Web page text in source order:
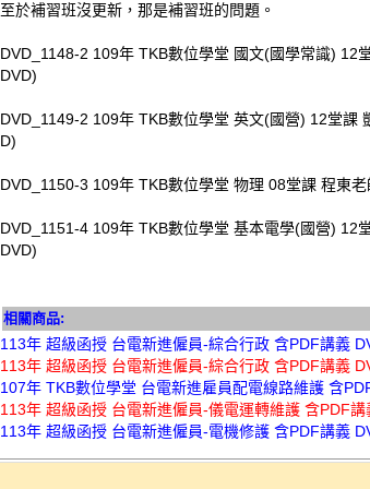
至於補習班沒更新，那是補習班的問題。
DVD_1148-2 109年 TKB數位學堂 國文(國學常識) 12
DVD)
DVD_1149-2 109年 TKB數位學堂 英文(國營) 12堂課
D)
DVD_1150-3 109年 TKB數位學堂 物理 08堂課 程東
DVD_1151-4 109年 TKB數位學堂 基本電學(國營) 12
DVD)
相關商品:
113年 超級函授 台電新進僱員-綜合行政 含PDF講義
113年 超級函授 台電新進僱員-綜合行政 含PDF講義
107年 TKB數位學堂 台電新進雇員配電線路維護 含
113年 超級函授 台電新進僱員-儀電運轉維護 含PDF
113年 超級函授 台電新進僱員-電機修護 含PDF講義